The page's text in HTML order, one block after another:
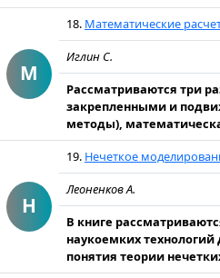
М
18. Математические
Иглин С.
Рассматриваются три
закрепленными и
методы),
Н
19. Нечеткое
Леоненков А.
В книге
наукоемких
понятия теории